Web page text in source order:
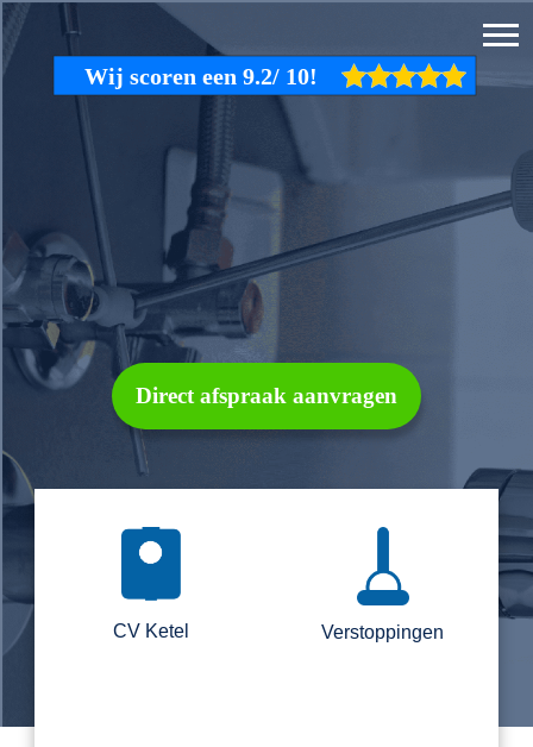
Direct afspraak aanvragen
CV Ketel Verstoppingen